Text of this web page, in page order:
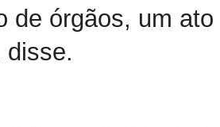
de órgãos, um
disse.